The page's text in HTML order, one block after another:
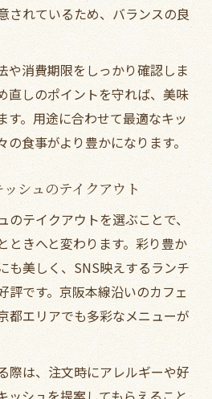
されているため、バランスの良
や消費期限をしっかり確認しま
直しのポイントを守れば、美味
す。用途に合わせて最適なキッ
食事がより豊かになります。
シュのテイクアウト
テイクアウトを選ぶことで、
ときへと変わります。彩り豊か
も美しく、SNS映えするランチ
評です。京阪本線沿いのカフェ
都エリアでも多彩なメニューが
際は、注文時にアレルギーや好